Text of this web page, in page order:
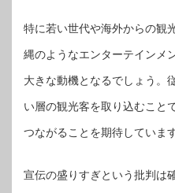
特に若い世代や海外からの観
縄のようなエンターテインメ
大きな動機となるでしょう。
い層の観光客を取り込むこと
つながることを期待しています
宣伝の盛りすぎという批判は